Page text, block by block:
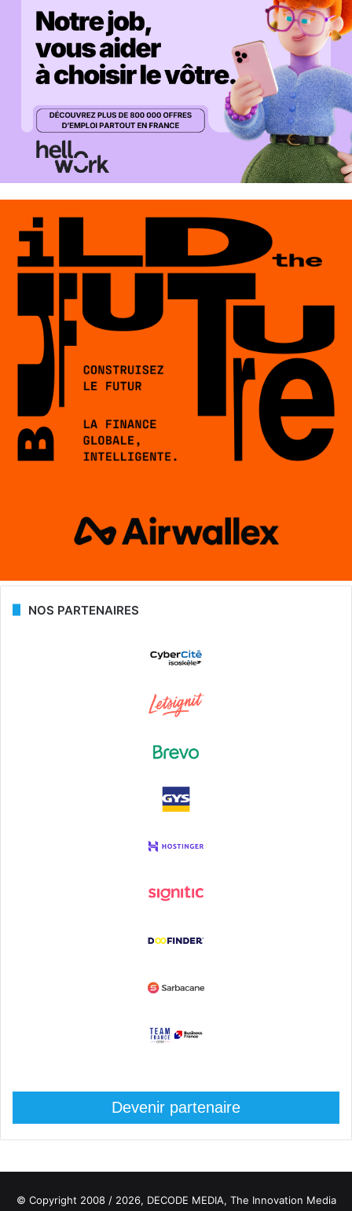
NOS PARTENAIRES
Devenir partenaire
© Copyright 2008 / 2026, DECODE MEDIA, The Innovation Media